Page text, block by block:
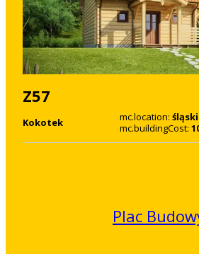
Z57
Kokotek mc.location:
mc.buildingCost:
Plac